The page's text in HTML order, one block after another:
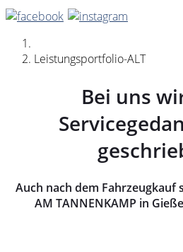
Leistungsportfolio-ALT
Bei uns
Auch nach dem Fahrzeugkauf
AM TANNENKAMP in